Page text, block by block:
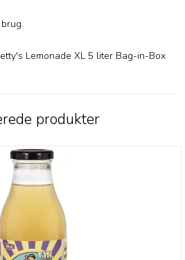
Lemonade XL 5 liter Bag-in-Box
produkter